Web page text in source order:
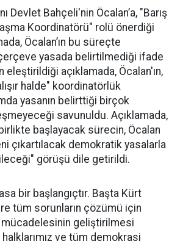
Devlet Bahçeli'nin Öcalan’a, "Barış
Koordinatörü" rolü önerdiği
Öcalan’ın bu süreçte
yasada belirtilmediği ifade
açıklamada, Öcalan'ın,
halde" koordinatörlük
yasanın belirttiği birçok
savunuldu. Açıklamada,
başlayacak sürecin, Öcalan
çıkartılacak demokratik yasalarla
görüşü dile getirildi.
bir başlangıçtır. Başta Kürt
tüm sorunların çözümü için
geliştirilmesi
ve tüm demokrasi